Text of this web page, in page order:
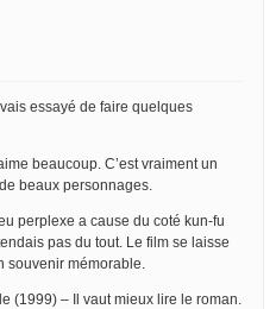
essayé de faire quelques
beaucoup. C’est vraiment un
beaux personnages.
perplexe a cause du coté kun-fu
pas du tout. Le film se laisse
souvenir mémorable.
(1999) – Il vaut mieux lire le roman.